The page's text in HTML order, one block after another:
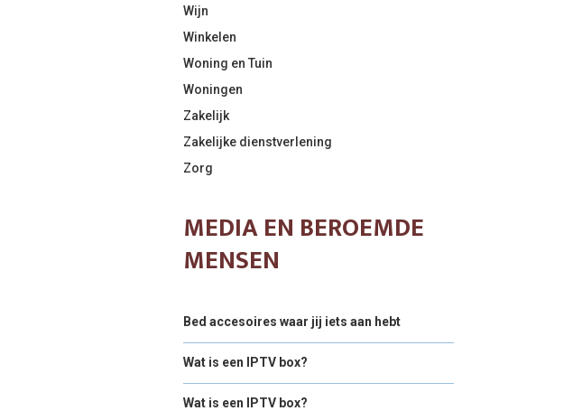
Wijn
Winkelen
Woning en Tuin
Woningen
Zakelijk
Zakelijke dienstverlening
Zorg
MEDIA EN BEROEMDE
MENSEN
Bed accesoires waar jij iets aan hebt
Wat is een IPTV box?
Wat is een IPTV box?